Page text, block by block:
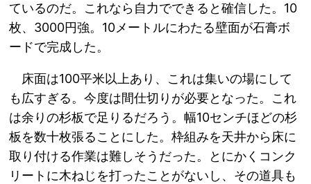
ているのだ。これなら自力でできると確信した。10
枚、3000円強。10メートルにわたる壁面が石膏ボ
ードで完成した。
床面は100平米以上あり、これは集いの場にして
も広すぎる。今度は間仕切りが必要となった。これ
は余りの杉板で足りるだろう。幅10センチほどの杉
板を数十枚張ることにした。枠組みを天井から床に
取り付ける作業は難しそうだった。とにかくコンク
リートに木ねじを打ったことがないし、その道具も